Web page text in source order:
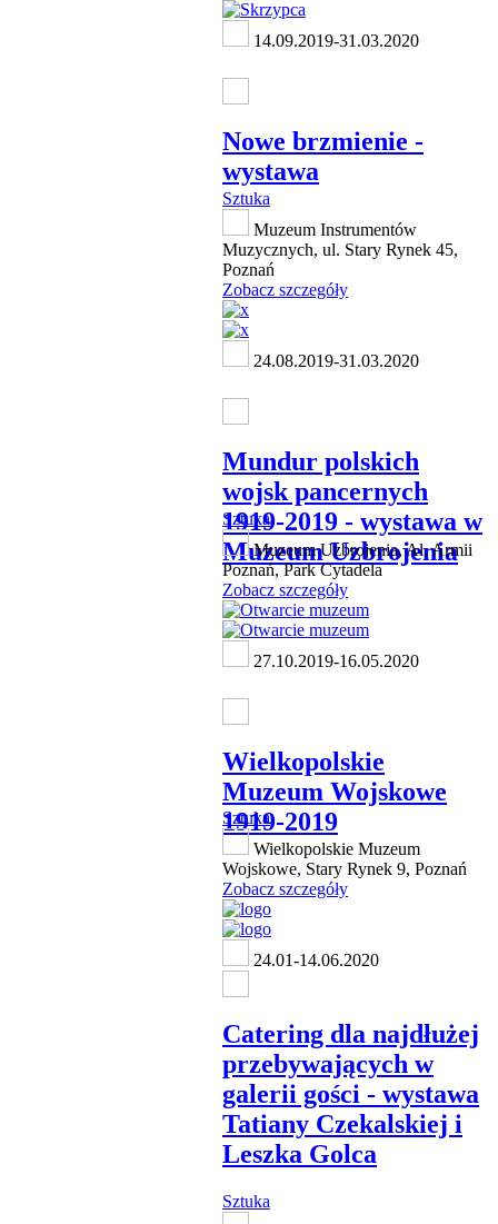
14.09.2019-31.03.2020
Nowe brzmienie -
wystawa
Sztuka
Muzeum Instrumentów
Muzycznych, ul. Stary Rynek 45,
Poznań
Zobacz szczegóły
24.08.2019-31.03.2020
Mundur polskich
wojsk pancernych
1919-2019 - wystawa w
Muzeum Uzbrojenia
Sztuka
Muzeum Uzbrojenia, Al. Armii
Poznań, Park Cytadela
Zobacz szczegóły
27.10.2019-16.05.2020
Wielkopolskie
Muzeum Wojskowe
1919-2019
Sztuka
Wielkopolskie Muzeum
Wojskowe, Stary Rynek 9, Poznań
Zobacz szczegóły
24.01-14.06.2020
Catering dla najdłużej
przebywających w
galerii gości - wystawa
Tatiany Czekalskiej i
Leszka Golca
Sztuka